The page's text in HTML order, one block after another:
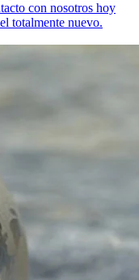
con nosotros hoy
totalmente nuevo.